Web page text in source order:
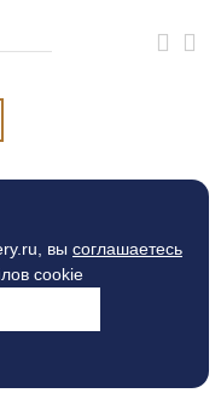
вы соглашаетесь
cookie